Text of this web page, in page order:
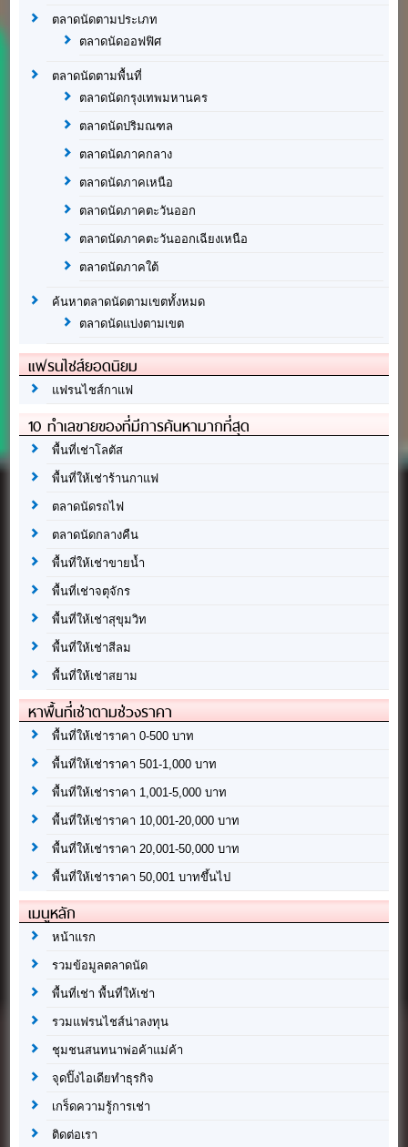
ตลาดนัดตามประเภท
ตลาดนัดออฟฟิศ
ตลาดนัดตามพื้นที่
ตลาดนัดกรุงเทพมหานคร
ตลาดนัดปริมณฑล
ตลาดนัดภาคกลาง
ตลาดนัดภาคเหนือ
ตลาดนัดภาคตะวันออก
ตลาดนัดภาคตะวันออกเฉียงเหนือ
ตลาดนัดภาคใต้
ค้นหาตลาดนัดตามเขตทั้งหมด
ตลาดนัดแบ่งตามเขต
แฟรนไชส์ยอดนิยม
แฟรนไชส์กาแฟ
10 ทำเลขายของที่มีการค้นหามากที่สุด
พื้นที่เช่าโลตัส
พื้นที่ให้เช่าร้านกาแฟ
ตลาดนัดรถไฟ
ตลาดนัดกลางคืน
พื้นที่ให้เช่าขายน้ำ
พื้นที่เช่าจตุจักร
พื้นที่ให้เช่าสุขุมวิท
พื้นที่ให้เช่าสีลม
พื้นที่ให้เช่าสยาม
หาพื้นที่เช่าตามช่วงราคา
พื้นที่ให้เช่าราคา 0-500 บาท
พื้นที่ให้เช่าราคา 501-1,000 บาท
พื้นที่ให้เช่าราคา 1,001-5,000 บาท
พื้นที่ให้เช่าราคา 10,001-20,000 บาท
พื้นที่ให้เช่าราคา 20,001-50,000 บาท
พื้นที่ให้เช่าราคา 50,001 บาทขึ้นไป
เมนูหลัก
หน้าแรก
รวมข้อมูลตลาดนัด
พื้นที่เช่า พื้นที่ให้เช่า
รวมแฟรนไชส์น่าลงทุน
ชุมชนสนทนาพ่อค้าแม่ค้า
จุดปิ๊งไอเดียทำธุรกิจ
เกร็ดความรู้การเช่า
ติดต่อเรา